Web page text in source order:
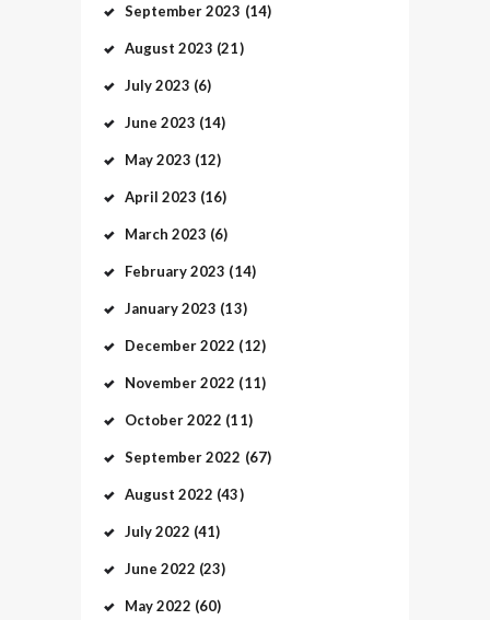
September2023 (14)
August 2023 (21)
July2023 (6)
June 2023 (14)
May2023 (12)
April 2023 (16)
March 2023 (6)
February2023 (14)
January2023 (13)
December2022 (12)
November2022 (11)
October2022 (11)
September2022 (67)
August 2022 (43)
July2022 (41)
June 2022 (23)
May2022 (60)